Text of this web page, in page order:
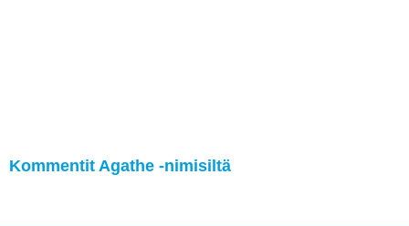
Kommentit Agathe -nimisiltä